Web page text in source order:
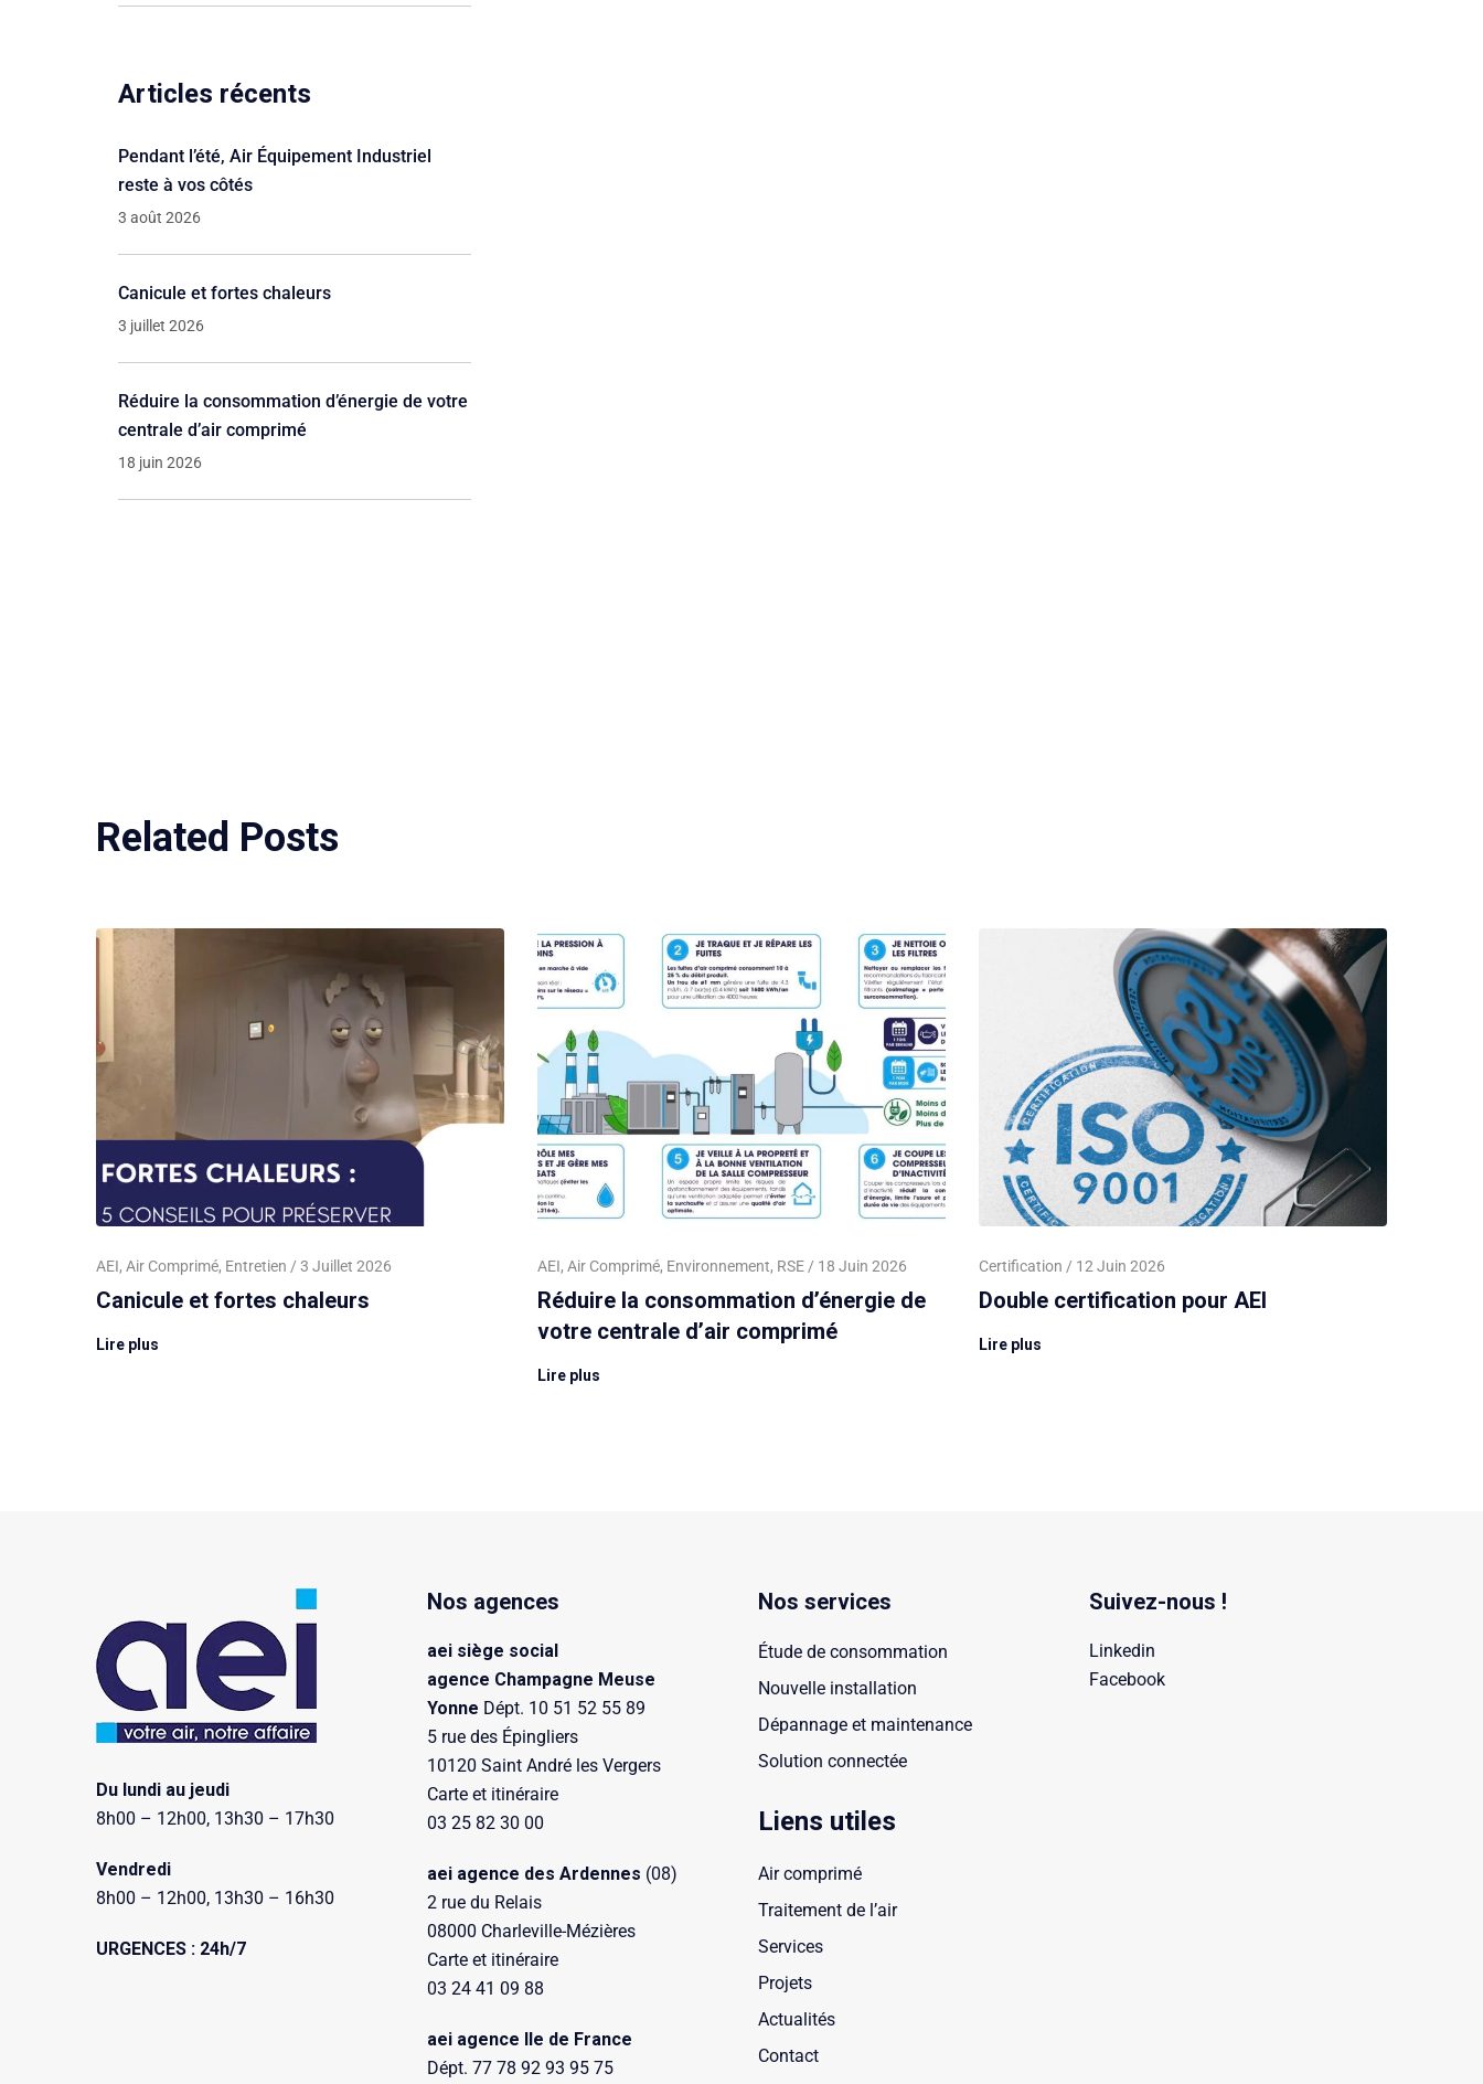
Articles récents
Pendant l’été, Air Équipement Industriel
reste à vos côtés
3 août 2026
Canicule et fortes chaleurs
3 juillet 2026
Réduire la consommation d’énergie de votre
centrale d’air comprimé
18 juin 2026
Related Posts
AEI, Air Comprimé, Entretien 3 Juillet 2026
Canicule et fortes chaleurs
Lire plus
AEI, Air Comprimé, Environnement, RSE 18 Juin 2026
Réduire la consommation d’énergie de
votre centrale d’air comprimé
Lire plus
Certification 12 Juin 2026
Double certification pour AEI
Lire plus
Du lundi au jeudi
8h00 – 12h00, 13h30 – 17h30
Vendredi
8h00 – 12h00, 13h30 – 16h30
URGENCES : 24h/7
Nos agences
aei siège social
agence Champagne Meuse
Yonne Dépt. 10 51 52 55 89
5 rue des Épingliers
10120 Saint André les Vergers
Carte et itinéraire
03 25 82 30 00
aei agence des Ardennes (08)
2 rue du Relais
08000 Charleville-Mézières
Carte et itinéraire
03 24 41 09 88
aei agence Ile de France
Dépt. 77 78 92 93 95 75
Nos services
Étude de consommation
Nouvelle installation
Dépannage et maintenance
Solution connectée
Liens utiles
Air comprimé
Traitement de l’air
Services
Projets
Actualités
Contact
Suivez-nous !
Linkedin
Facebook